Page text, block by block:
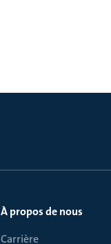
À propos de nous
Carrière